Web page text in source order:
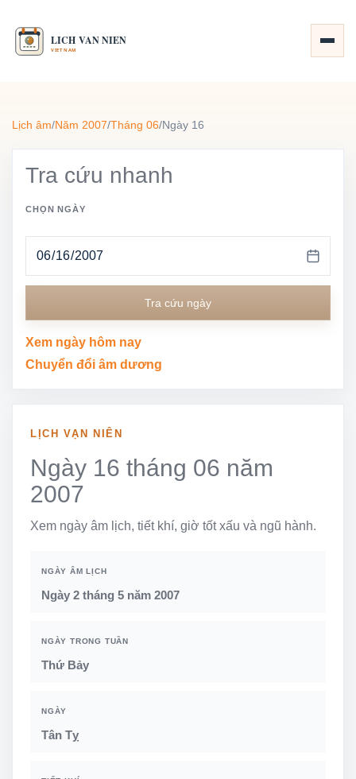
Lịch âm/Năm 2007/Tháng 06/Ngày 16
Tra cứu nhanh
CHỌN NGÀY
Tra cứu ngày
Xem ngày hôm nay
Chuyển đổi âm dương
LỊCH VẠN NIÊN
Ngày 16 tháng 06 năm
2007
Xem ngày âm lịch, tiết khí, giờ tốt xấu và ngũ hành.
NGÀY ÂM LỊCH
Ngày 2 tháng 5 năm 2007
NGÀY TRONG TUẦN
Thứ Bảy
NGÀY
Tân Tỵ